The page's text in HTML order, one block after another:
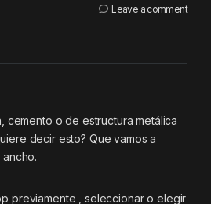
Leave a comment
cemento o de estructura metálica
decir esto? Que vamos a
previamente , seleccionar o elegir